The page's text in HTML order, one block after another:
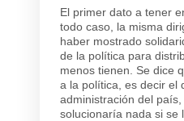
El primer dato a tener
todo caso, la misma
haber mostrado
de la política para
menos tienen. Se dice
a la política, es decir el
administración del
solucionaría nada si se